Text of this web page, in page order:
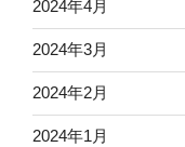
2024年4月
2024年3月
2024年2月
2024年1月